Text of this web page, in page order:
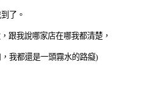
了。
跟我說哪家店在哪我都清楚，
我都還是一頭霧水的路癡)